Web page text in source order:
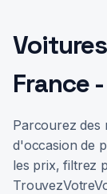
France
Parcourez des
d'occasion de
les prix, filtrez